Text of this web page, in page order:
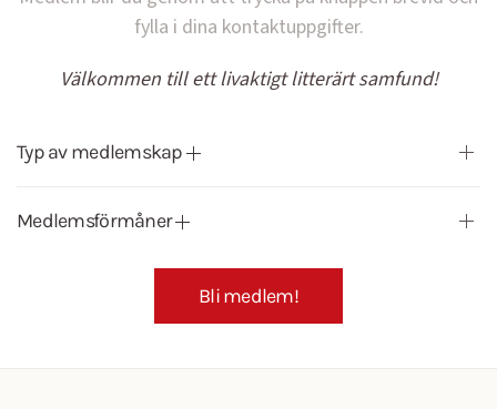
fylla i dina kontaktuppgifter.
Välkommen till ett livaktigt litterärt samfund!
Typ av medlemskap
Medlemsförmåner
Bli medlem!